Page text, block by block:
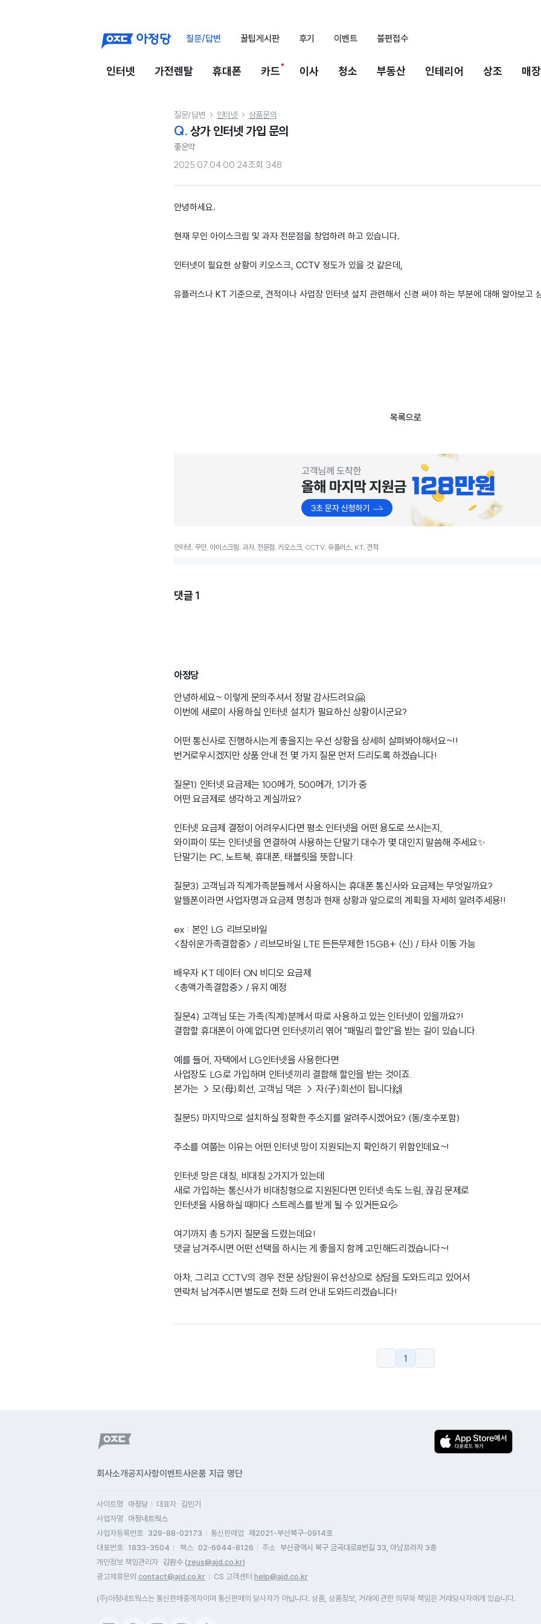
질문/답변 꿀팁게시판 후기 이벤트 불편접수
인터넷 가전렌탈 휴대폰 카드 이사 청소 부동산 인테리어 상조 매
질문/답변  인터넷  상품문의
Q. 상가 인터넷 가입 문의
좋은약
2025.07.04 00:24조회 348
안녕하세요.
현재 무인 아이스크림 및 과자 전문점을 창업하려 하고 있습니다.
인터넷이 필요한 상황이 키오스크, CCTV 정도가 있을 것 같은데,
유플러스나 KT 기준으로, 견적이나 사업장 인터넷 설치 관련해서 신경 써야 하는 부분에 대해 알아보고
목록으로
인터넷, 무인, 아이스크림, 과자, 전문점, 키오스크, CCTV, 유플러스, KT, 견적
댓글 1
아정당
안녕하세요~ 이렇게 문의주셔서 정말 감사드려요🤗
이번에 새로이 사용하실 인터넷 설치가 필요하신 상황이시군요?
어떤 통신사로 진행하시는게 좋을지는 우선 상황을 상세히 살펴봐야해서요~!!
번거로우시겠지만 상품 안내 전 몇 가지 질문 먼저 드리도록 하겠습니다!
질문1) 인터넷 요금제는 100메가, 500메가, 1기가 중
어떤 요금제로 생각하고 계실까요?
인터넷 요금제 결정이 어려우시다면 평소 인터넷을 어떤 용도로 쓰시는지,
와이파이 또는 인터넷을 연결하여 사용하는 단말기 대수가 몇 대인지 말씀해 주세요✨
단말기는 PC, 노트북, 휴대폰, 태블릿을 뜻합니다.
질문3) 고객님과 직계가족분들께서 사용하시는 휴대폰 통신사와 요금제는 무엇일까요?
알뜰폰이라면 사업자명과 요금제 명칭과 현재 상황과 앞으로의 계획을 자세히 알려주세용!!
ex : 본인 LG 리브모바일
<참쉬운가족결합중> / 리브모바일 LTE 든든무제한 15GB+ (신) / 타사 이동 가능
배우자 KT 데이터 ON 비디오 요금제
<총액가족결합중> / 유지 예정
질문4) 고객님 또는 가족(직계)분께서 따로 사용하고 있는 인터넷이 있을까요?!
결합할 휴대폰이 아예 없다면 인터넷끼리 엮어 "패밀리 할인"을 받는 길이 있습니다.
예를 들어, 자택에서 LG인터넷을 사용한다면
사업장도 LG로 가입하며 인터넷끼리 결합해 할인을 받는 것이죠.
본가는 → 모(母)회선, 고객님 댁은 → 자(子)회선이 됩니다🙌
질문5) 마지막으로 설치하실 정확한 주소지를 알려주시겠어요? (동/호수포함)
주소를 여쭙는 이유는 어떤 인터넷 망이 지원되는지 확인하기 위함인데요~!
인터넷 망은 대칭, 비대칭 2가지가 있는데
새로 가입하는 통신사가 비대칭형으로 지원된다면 인터넷 속도 느림, 끊김 문제로
인터넷을 사용하실 때마다 스트레스를 받게 될 수 있거든요💦
여기까지 총 5가지 질문을 드렸는데요!
댓글 남겨주시면 어떤 선택을 하시는 게 좋을지 함께 고민해드리겠습니다~!
아차, 그리고 CCTV의 경우 전문 상담원이 유선상으로 상담을 도와드리고 있어서
연락처 남겨주시면 별도로 전화 드려 안내 도와드리겠습니다!
1
회사소개공지사항이벤트사은품 지급 명단
사이트명 아정당 대표자 김민기
사업자명
아정네트웍스
사업자등록번호 329-88-02173 통신판매업
제2021-부산북구-0914호
대표번호 1833-3504 팩스 02-6944-8126 주소 부산광역시 북구 금곡대로8번길 33, 아남프라자 3층
개인정보 책임관리자 김환수 (zeus@ajd.co.kr)
광고제휴문의 contact@ajd.co.kr CS 고객센터 help@ajd.co.kr
(주)아정네트웍스는 통신판매중개자이며 통신판매의 당사자가 아닙니다. 상품, 상품정보, 거래에 관한 의무와 책임은 거래당사자에게 있습니다.